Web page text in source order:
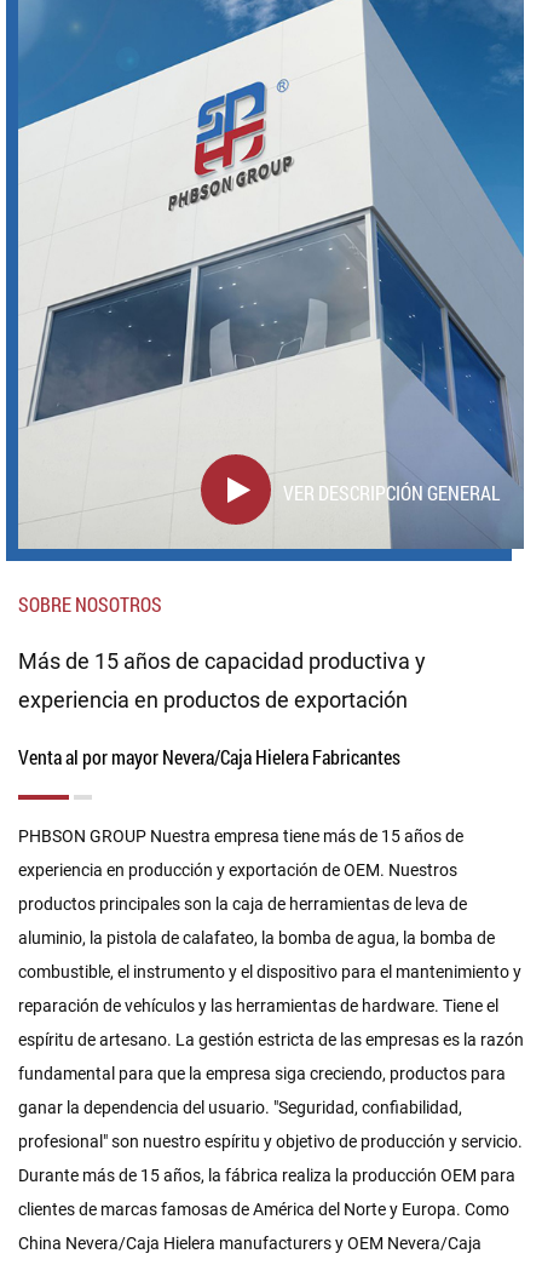
VER DESCRIPCIÓN GENERAL
SOBRE NOSOTROS
Más de 15 años de capacidad productiva y
experiencia en productos de exportación
Venta al por mayor Nevera/Caja Hielera Fabricantes
PHBSON GROUP Nuestra empresa tiene más de 15 años de
experiencia en producción y exportación de OEM. Nuestros
productos principales son la caja de herramientas de leva de
aluminio, la pistola de calafateo, la bomba de agua, la bomba de
combustible, el instrumento y el dispositivo para el mantenimiento y
reparación de vehículos y las herramientas de hardware. Tiene el
espíritu de artesano. La gestión estricta de las empresas es la razón
fundamental para que la empresa siga creciendo, productos para
ganar la dependencia del usuario. "Seguridad, confiabilidad,
profesional" son nuestro espíritu y objetivo de producción y servicio.
Durante más de 15 años, la fábrica realiza la producción OEM para
clientes de marcas famosas de América del Norte y Europa. Como
China Nevera/Caja Hielera manufacturersyOEM Nevera/Caja